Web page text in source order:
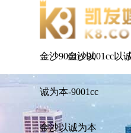
金沙9001cc以
诚为本-9001cc
金沙以诚为本
金沙9001cc以